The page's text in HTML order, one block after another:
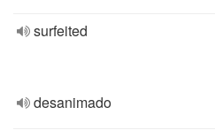
surfeited
desanimado